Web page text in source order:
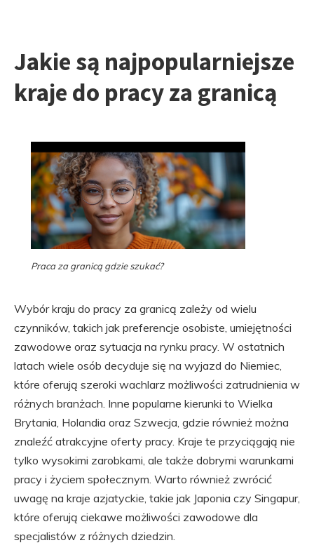
Jakie są najpopularniejsze
kraje do pracy za granicą
Praca za granicą gdzie szukać?
Wybór kraju do pracy za granicą zależy od wielu
czynników, takich jak preferencje osobiste, umiejętności
zawodowe oraz sytuacja na rynku pracy. W ostatnich
latach wiele osób decyduje się na wyjazd do Niemiec,
które oferują szeroki wachlarz możliwości zatrudnienia w
różnych branżach. Inne popularne kierunki to Wielka
Brytania, Holandia oraz Szwecja, gdzie również można
znaleźć atrakcyjne oferty pracy. Kraje te przyciągają nie
tylko wysokimi zarobkami, ale także dobrymi warunkami
pracy i życiem społecznym. Warto również zwrócić
uwagę na kraje azjatyckie, takie jak Japonia czy Singapur,
które oferują ciekawe możliwości zawodowe dla
specjalistów z różnych dziedzin.